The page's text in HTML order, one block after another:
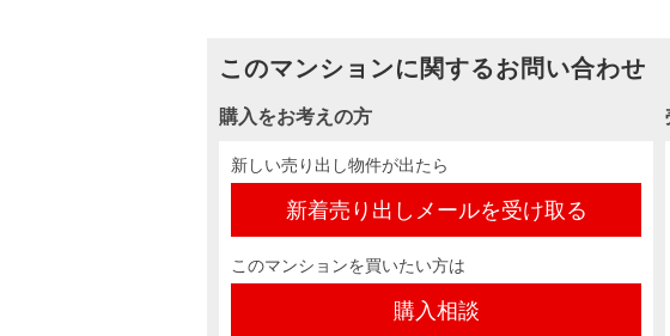
このマンションに関するお問い合わせ
購入をお考えの方
新しい売り出し物件が出たら
新着売り出しメールを受け取る
このマンションを買いたい方は
購入相談